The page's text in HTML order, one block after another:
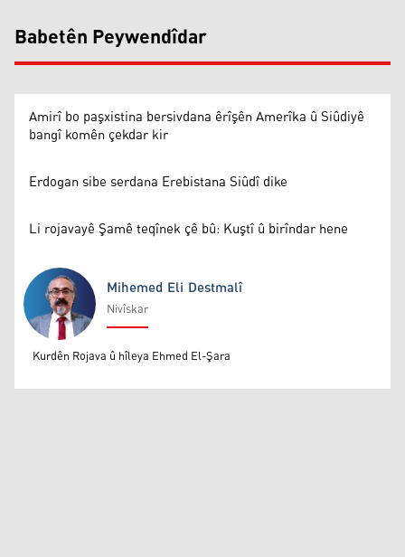
Babetên Peywendîdar
Amirî bo paşxistina bersivdana êrîşên Amerîka û Siûdiyê
bangî komên çekdar kir
Erdogan sibe serdana Erebistana Siûdî dike
Li rojavayê Şamê teqînek çê bû: Kuştî û birîndar hene
Mihemed Eli Destmalî
Mihemed Eli Destmalî
Nivîskar
Kurdên Rojava û hîleya Ehmed El-Şara